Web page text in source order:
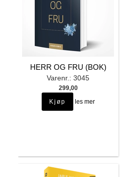
HERR OG FRU (BOK)
Varenr.: 3045
299,00
les mer